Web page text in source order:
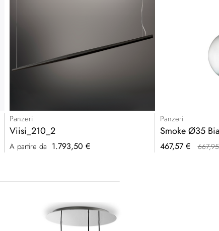
Panzeri
Viisi_210_2
A partire da 1.793,50 €
Panzeri
Smoke Ø35
Prezzo
467,57 €